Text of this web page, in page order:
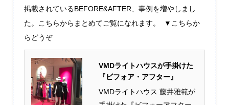
掲載されているBEFORE&AFTER、事例を増やしまし
た。こちらからまとめてご覧になれます。 ▼こちらか
らどうぞ
VMDライトハウスが手掛けた
『ビフォア・アフター』
VMDライトハウス 藤井雅範が